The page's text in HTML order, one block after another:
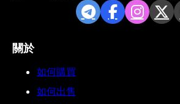
關於
如何購買
如何出售